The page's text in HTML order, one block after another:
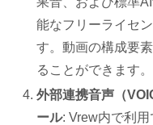
能なフリーライセ
す。動画の構成要
ることができます。
外部連携音声（
ール: Vrew内で利